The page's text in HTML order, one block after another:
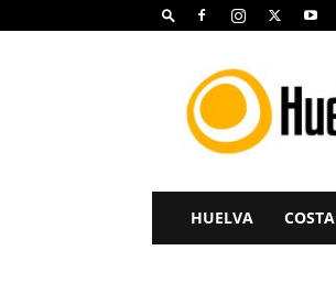
Huelva
Costa
HUELVA COSTA